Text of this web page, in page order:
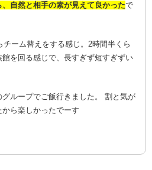
自然と相手の素が見えて良かったで
ーム替えをする感じ。2時間半くら
を回る感じで、長すぎず短すぎずい
ループでご飯行きました。 割と気が
ら楽しかったでーす